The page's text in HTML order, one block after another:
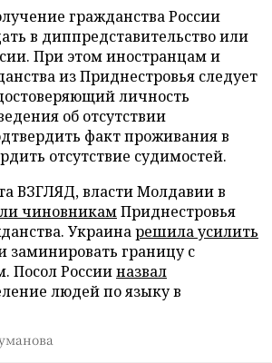
гражданства России
в диппредставительство или
При этом иностранцам и
из Приднестровья следует
личность
об отсутствии
факт проживания в
отсутствие судимостей.
ВЗГЛЯД, власти Молдавии в
чиновникамПриднестровья
Украинарешила усилить
заминировать границу с
Посол Россииназвал
людей по языку в